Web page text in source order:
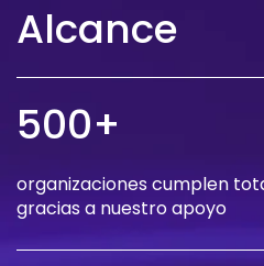
Alcance
500+
organizaciones cumplen
gracias a nuestro apoyo